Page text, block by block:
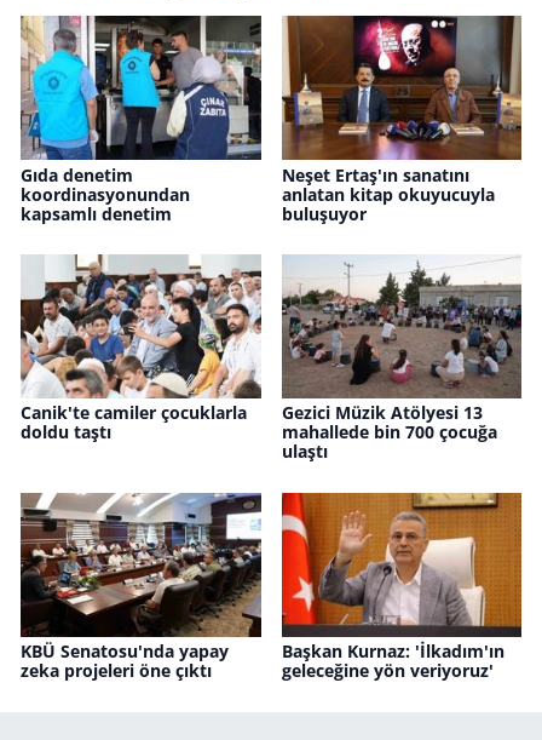
Gıda denetim
koordinasyonundan
kapsamlı denetim
Neşet Ertaş'ın sanatını
anlatan kitap okuyucuyla
buluşuyor
Canik'te camiler çocuklarla
doldu taştı
Gezici Müzik Atölyesi 13
mahallede bin 700 çocuğa
ulaştı
KBÜ Senatosu'nda yapay
zeka projeleri öne çıktı
Başkan Kurnaz: 'İlkadım'ın
geleceğine yön veriyoruz'